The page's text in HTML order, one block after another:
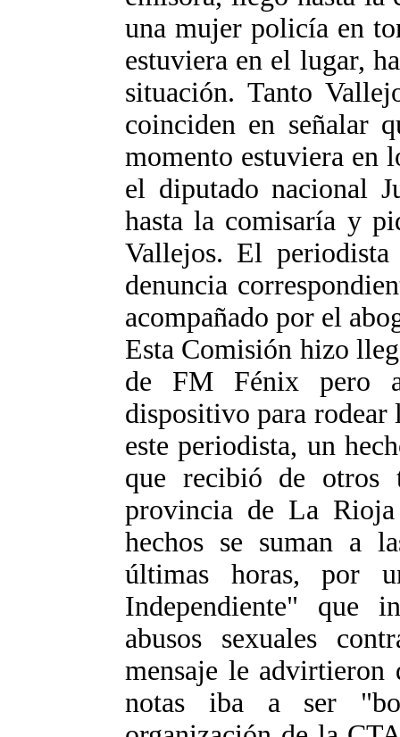
una mujer policía en
estuviera en el lugar,
situación. Tanto
coinciden en señalar
momento estuviera en
el diputado nacional
hasta la comisaría y
Vallejos. El
denuncia
acompañado por el
Esta Comisión hizo
de FM Fénix pero
dispositivo para rodear
este periodista, un
que recibió de otros
provincia de La
hechos se suman a
últimas horas, por
Independiente" que
abusos sexuales
mensaje le advirtieron
notas iba a ser